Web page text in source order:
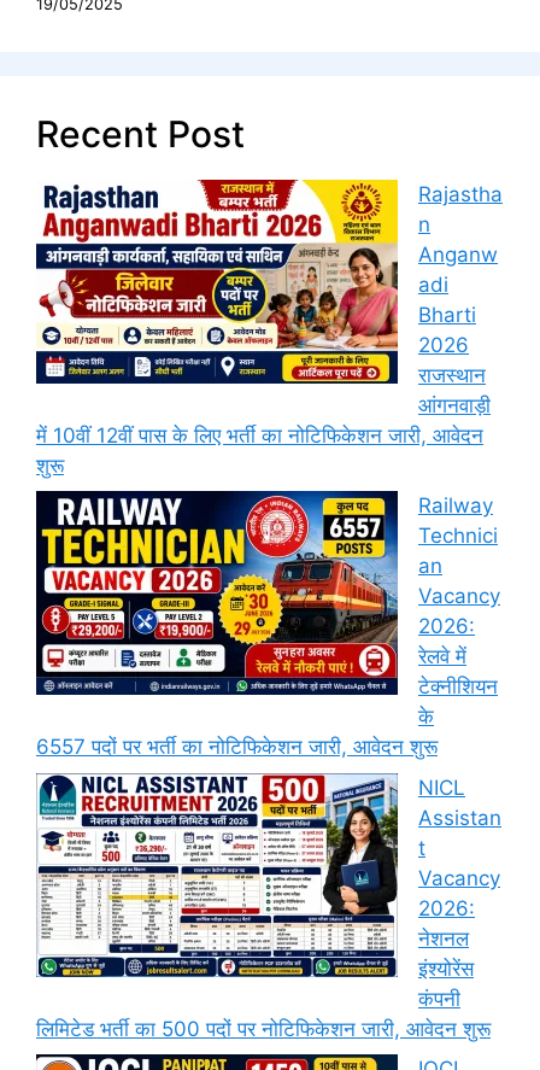
19/05/2025
Recent Post
Rajastha
n
Anganw
adi
Bharti
2026
राजस्थान
आंगनवाड़ी
में 10वीं 12वीं पास के लिए भर्ती का नोटिफिकेशन जारी, आवेदन
शुरू
Railway
Technici
an
Vacancy
2026:
रेलवे में
टेक्नीशियन
के
6557 पदों पर भर्ती का नोटिफिकेशन जारी, आवेदन शुरू
NICL
Assistan
t
Vacancy
2026:
नेशनल
इंश्योरेंस
कंपनी
लिमिटेड भर्ती का 500 पदों पर नोटिफिकेशन जारी, आवेदन शुरू